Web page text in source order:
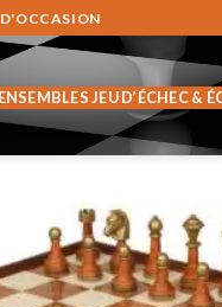
D'OCCASION
ENSEMBLES JEU D’ÉCHEC &